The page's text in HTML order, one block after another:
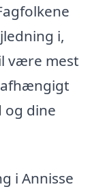
i,
være mest
dine
i Annisse